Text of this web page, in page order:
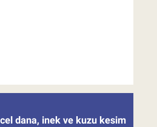
dana, inek ve kuzu kesim